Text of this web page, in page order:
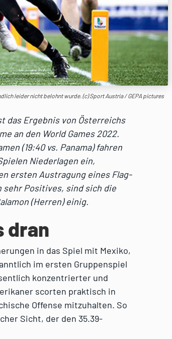
leider nicht belohnt wurde. (c) Sport Austria / GEPA pictures
das Ergebnis von Österreichs
an den World Games 2022.
(19:40 vs. Panama) fahren
Niederlagen ein,
ersten Austragung eines Flag-
sehr Positives, sind sich die
(Herren) einig.
dran
in das Spiel mit Mexiko,
im ersten Gruppenspiel
konzentrierter und
scorten praktisch in
Offense mitzuhalten. So
Sicht, der den 35.39-